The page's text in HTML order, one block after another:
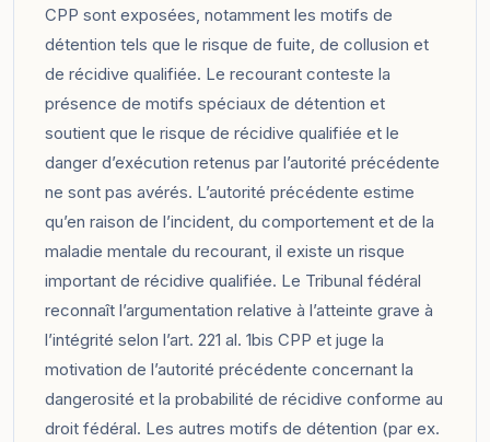
CPP sont exposées, notamment les motifs de
détention tels que le risque de fuite, de collusion et
de récidive qualifiée. Le recourant conteste la
présence de motifs spéciaux de détention et
soutient que le risque de récidive qualifiée et le
danger d’exécution retenus par l’autorité précédente
ne sont pas avérés. L’autorité précédente estime
qu’en raison de l’incident, du comportement et de la
maladie mentale du recourant, il existe un risque
important de récidive qualifiée. Le Tribunal fédéral
reconnaît l’argumentation relative à l’atteinte grave à
l’intégrité selon l’art. 221 al. 1bis CPP et juge la
motivation de l’autorité précédente concernant la
dangerosité et la probabilité de récidive conforme au
droit fédéral. Les autres motifs de détention (par ex.